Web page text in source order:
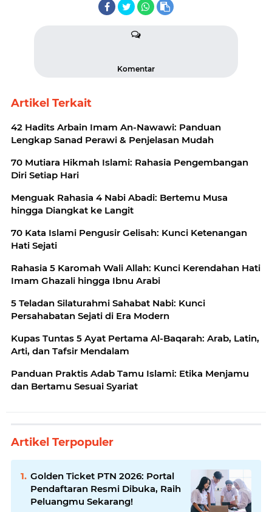
Komentar
Artikel Terkait
42 Hadits Arbain Imam An-Nawawi: Panduan
Lengkap Sanad Perawi & Penjelasan Mudah
70 Mutiara Hikmah Islami: Rahasia Pengembangan
Diri Setiap Hari
Menguak Rahasia 4 Nabi Abadi: Bertemu Musa
hingga Diangkat ke Langit
70 Kata Islami Pengusir Gelisah: Kunci Ketenangan
Hati Sejati
Rahasia 5 Karomah Wali Allah: Kunci Kerendahan Hati
Imam Ghazali hingga Ibnu Arabi
5 Teladan Silaturahmi Sahabat Nabi: Kunci
Persahabatan Sejati di Era Modern
Kupas Tuntas 5 Ayat Pertama Al-Baqarah: Arab, Latin,
Arti, dan Tafsir Mendalam
Panduan Praktis Adab Tamu Islami: Etika Menjamu
dan Bertamu Sesuai Syariat
Artikel Terpopuler
Golden Ticket PTN 2026: Portal
Pendaftaran Resmi Dibuka, Raih
Peluangmu Sekarang!